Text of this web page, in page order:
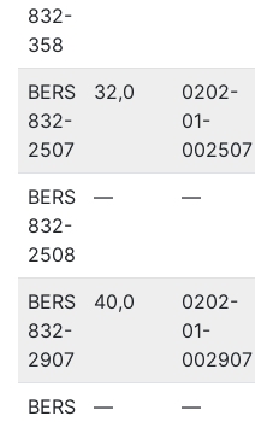
832-
358
BERS
832-
2507
32,0
0202-
01-
002507
BERS
832-
2508
— —
BERS
832-
2907
40,0
0202-
01-
002907
BERS
— —